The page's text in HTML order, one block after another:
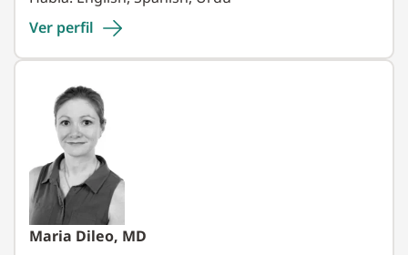
Ver perfil
Maria Dileo, MD